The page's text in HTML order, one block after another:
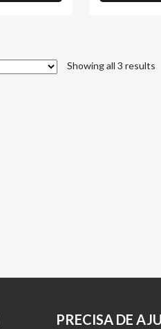
Showing all 3 results
PRECISA DE